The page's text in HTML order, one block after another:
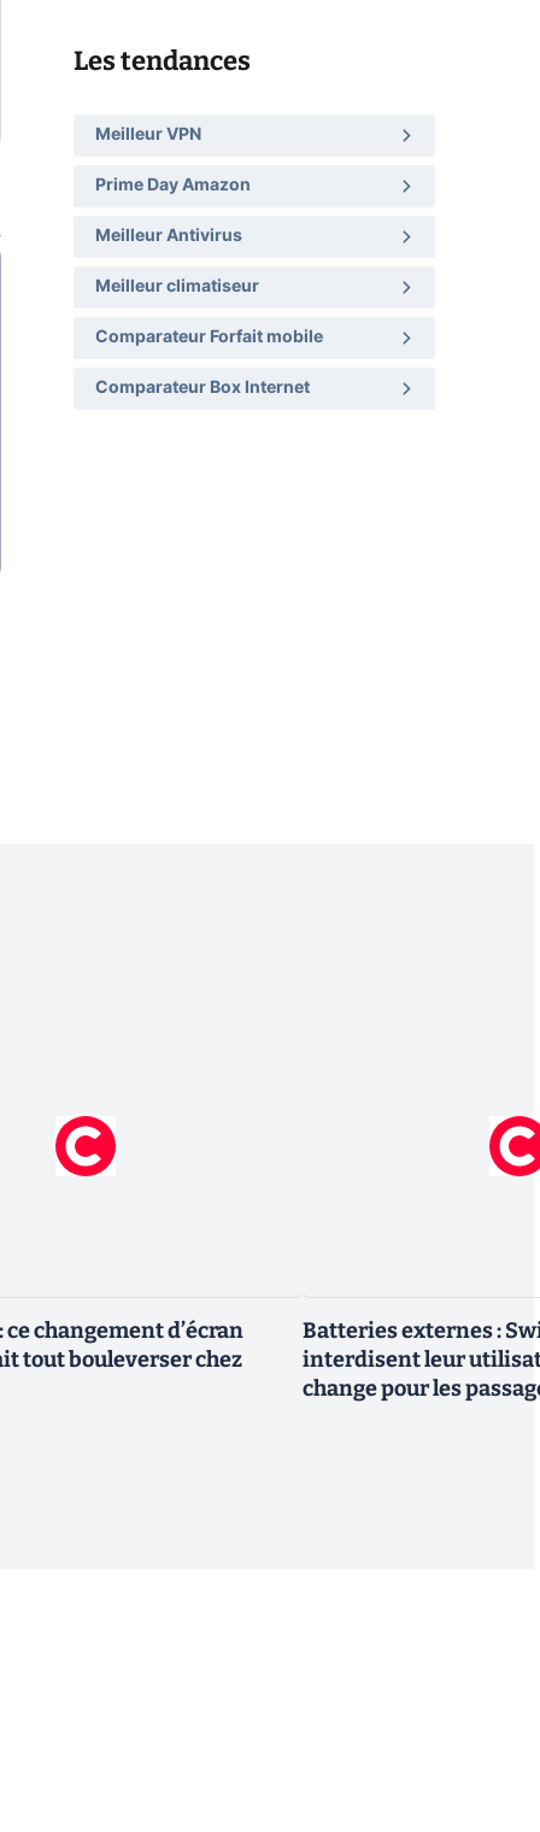
Les tendances
Meilleur VPN
Prime Day Amazon
Meilleur Antivirus
Meilleur climatiseur
Comparateur Forfait mobile
Comparateur Box Internet
ce changement d’écran
tout bouleverser chez
Batteries externes :
interdisent leur
change pour les